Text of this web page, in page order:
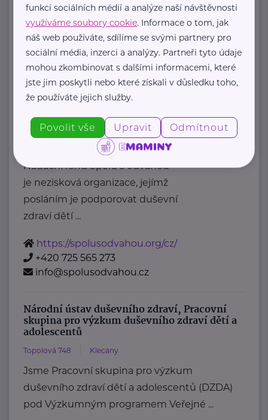
oznamovatelů
: Mgr. ...
https://www.msmt.cz/
posta@msmt.cz
Nadační fond Spolu s odvahou
Mladá Boleslav
Nadační fond Spolu s odvahou
je nezisková organizace, jejímž
posláním je podporovat duševní
zdraví dětí ...
https://spolusodvahou.org/cz/
+420 725 565 273
info@spolusodvahou.cz
Národní ústav duševního zdraví, Pracovní
skupina pro výzkum duševního zdraví dětí a
adolescentů
Topolová 748 Klecany
Jsme Pracovní skupina pro výzkum
duševního zdraví dětí a adolescentů (DZDA)
pod Výzkumným programem Veřejné ...
funkcí sociálních médií a analýze naší návštěvnosti
využíváme soubory cookie. Informace o tom, jak
náš web používáte, sdílíme se svými partnery pro
sociální média, inzerci a analýzy. Partneři tyto údaje
mohou zkombinovat s dalšími informacemi, které
jste jim poskytli nebo které získali v důsledku toho,
že používáte jejich služby.
Povolit vše Upravit Odmítnout